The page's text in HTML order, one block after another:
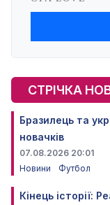
СТРІЧКА
Бразилець та
новачків
07.08.2026 20:01
Новини
Футбол
Кінець історії: